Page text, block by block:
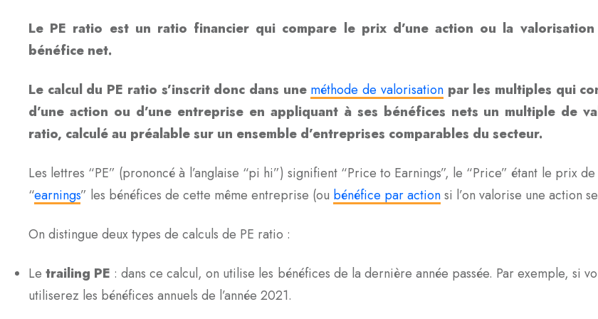
Le PE ratio est un ratio financier qui compare le prix d’une action ou la
bénéfice net.
Le calcul du PE ratio s’inscrit donc dans une méthode de valorisationpar les multiples qui
d’une action ou d’une entreprise en appliquant à ses bénéfices nets un multiple de
ratio, calculé au préalable sur un ensemble d’entreprises comparables du secteur.
Les lettres “PE” (prononcé à l’anglaise “pi hi”) signifient “Price to Earnings”, le “Price” étant le prix
“earnings” les bénéfices de cette même entreprise (ou bénéfice par actionsi l’on valorise une action
On distingue deux types de calculs de PE ratio :
Letrailing PE : dans ce calcul, on utilise les bénéfices de la dernière année passée. Par exemple, si
utiliserez les bénéfices annuels de l’année 2021.